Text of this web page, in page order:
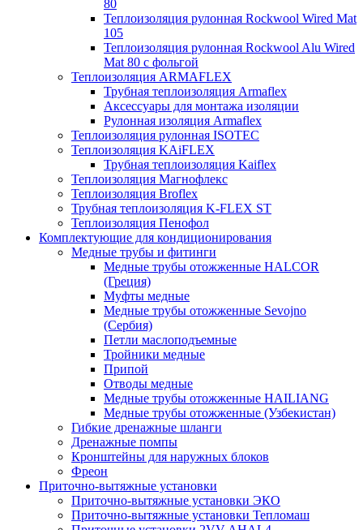
80
Теплоизоляция рулонная Rockwool Wired Mat
105
Теплоизоляция рулонная Rockwool Alu Wired
Mat 80 с фольгой
Теплоизоляция ARMAFLEX
Трубная теплоизоляция Armaflex
Аксессуары для монтажа изоляции
Рулонная изоляция Armaflex
Теплоизоляция рулонная ISOTEC
Теплоизоляция KAiFLEX
Трубная теплоизоляция Kaiflex
Теплоизоляция Магнофлекс
Теплоизоляция Broflex
Трубная теплоизоляция K-FLEX ST
Теплоизоляция Пенофол
Комплектующие для кондиционирования
Медные трубы и фитинги
Медные трубы отожженные HALCOR
(Греция)
Муфты медные
Медные трубы отожженные Sevojno
(Сербия)
Петли маслоподъемные
Тройники медные
Припой
Отводы медные
Медные трубы отожженные HAILIANG
Медные трубы отожженные (Узбекистан)
Гибкие дренажные шланги
Дренажные помпы
Кронштейны для наружных блоков
Фреон
Приточно-вытяжные установки
Приточно-вытяжные установки ЭКО
Приточно-вытяжные установки Тепломаш